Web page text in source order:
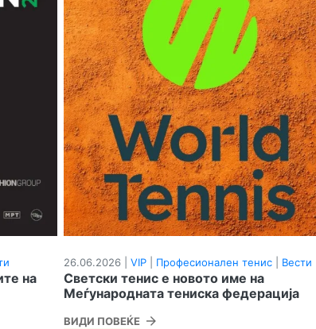
на
26.06.2026 | VIP| Професионален тенис| Вести
Светски тенис е новото име на
Меѓународната тениска федерација
ВИДИ ПОВЕЌЕ